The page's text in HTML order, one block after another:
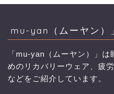
mu-yan（ムーヤン）
「mu-yan（ムーヤン）」
めのリカバリーウェア、疲
などをご紹介しています。